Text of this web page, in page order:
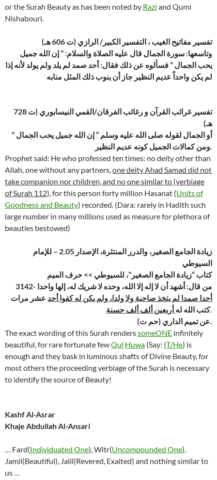
or the Surah Beauty as has been noted by Razi and Qumi
Nishabouri.
تفسير مفاتيح الغيب ، التفسير الكبير/ الرازي (ت 606 هـ)
وتاسعها: سورة الجمال قال عليه الصلاة والسلام: ” إن الله جميل
يحب الجمال ” فسألوه عن ذلك فقال: أحد صمد لم يلد ولم يولد لأنه إذا
لم يكن واحداً عديم النظير جاز أن ينوب ذلك المثل منابه
تفسير غرائب القرآن و رغائب الفرقان/القمي النيسابوري (ت 728
هـ)
ومن كمالات الجميل كونه عديم النظير.
Prophet said: He who professed ten times: no deity other than
Allah, one without any partners,one deity Ahad Samad did not
take companion nor children, and no one similar to (verbiage
of Surah 112), for this person forty million Hasanat (Units of
Goodness and Beauty) recorded. (Dara: rarely in Hadith such
large number in many millions used as measure for plethora of
beauties bestowed)
زيادة الجامع الصغير، والدرر المنتثرة، الإصدار 2.05 – للإمام
السيوطي
كتاب “زيادة الجامع الصغير”، للسيوطي >> حرف الميم
3142- من قال: أشهد أن لا إله إلا الله، وحده لا شريك له، إلها واحدا
أحدا صمدا لم يتخذ صاحبة ولا ولدا، ولم يكن له كفوا أحد عشر مرات
كتب الله له أربعين ألف ألف حسنة
.
(حم ت) عن تميم الداري.
The exact wording of this Surah renderssomeONE infinitely
beautiful, for rare fortunate fewQul Huwa (Say: IT/He) is
enough and they bask in luminous shafts of Divine Beauty, for
most others the proceeding verbiage of the Surah is necessary
to identify the source of Beauty!
Kashf Al-Asrar
Khaje Abdullah Al-Ansari
… Fard(Individuated One), Witr(Uncompounded One),
Jamil(Beautiful), Jalil(Revered, Exalted) and nothing similar to
us …